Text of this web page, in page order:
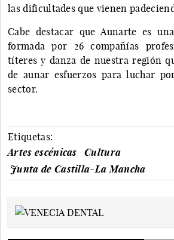
las dificultades que vienen
Cabe destacar que Aunarte es
formada por 26 compañías
títeres y danza de nuestra región
de aunar esfuerzos para luchar
sector.
Etiquetas:
Artes escénicas
Cultura
Junta de Castilla-La Mancha